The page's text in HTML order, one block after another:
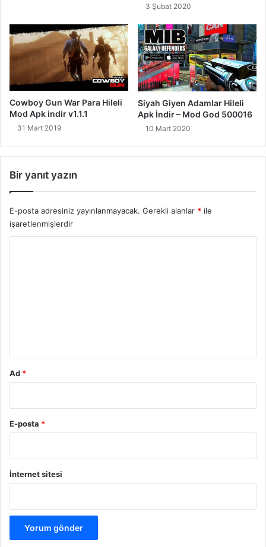
3 Şubat 2020
Cowboy Gun War Para Hileli
Mod Apk indir v1.1.1
31 Mart 2019
Siyah Giyen Adamlar Hileli
Apk İndir – Mod God 500016
10 Mart 2020
Bir yanıt yazın
E-posta adresiniz yayınlanmayacak. Gerekli alanlar * ile
işaretlenmişlerdir
Ad *
E-posta *
İnternet sitesi